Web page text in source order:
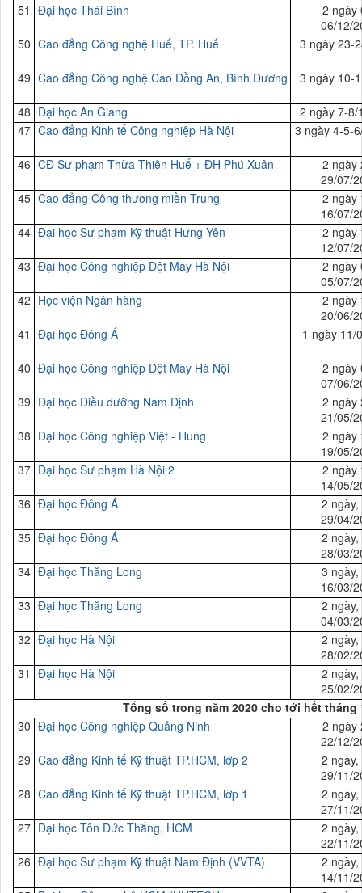
51 Đại học Thái Bình
2 ngày
06/12/
50 Cao đẳng Công nghệ Huế, TP. Huế 3 ngày 23-
49 Cao đẳng Công nghệ Cao Đồng An, Bình Dương 3 ngày 10-
48 Đại học An Giang
2 ngày 7-8/
47 Cao đẳng Kinh tế Công nghiệp Hà Nội 3 ngày 4-5-
46 CĐ Sư phạm Thừa Thiên Huế + ĐH Phú Xuân
2 ngày
29/07/
45 Cao đẳng Công thương miền Trung
2 ngày
16/07/
44 Đại học Sư phạm Kỹ thuật Hưng Yên
2 ngày
12/07/
43 Đại học Công nghiệp Dệt May Hà Nội
2 ngày
05/07/
42 Học viện Ngân hàng
2 ngày
20/06/
41 Đại học Đông Á 1 ngày 11/
40 Đại học Công nghiệp Dệt May Hà Nội
2 ngày
07/06/
39 Đại học Điều dưỡng Nam Định
2 ngày
21/05/
38 Đại học Công nghiệp Việt - Hung
2 ngày
19/05/
37 Đại học Sư phạm Hà Nội 2
2 ngày
14/05/
36 Đại học Đông Á
2
29/04/
35 Đại học Đông Á
2
28/03/
34 Đại học Thăng Long
3
16/03/
33 Đại học Thăng Long
2
04/03/
32 Đại học Hà Nội
2
28/02/
31 Đại học Hà Nội
2
25/02/
Tổng số trong năm 2020 cho tới hết tháng
30 Đại học Công nghiệp Quảng Ninh
2 ngày
22/12/
29 Cao đẳng Kinh tế Kỹ thuật TP.HCM, lớp 2
2
29/11/
28 Cao đẳng Kinh tế Kỹ thuật TP.HCM, lớp 1
2
27/11/
27 Đại học Tôn Đức Thắng, HCM
2
22/11/
26 Đại học Sư phạm Kỹ thuật Nam Định (VVTA)
2
14/11/